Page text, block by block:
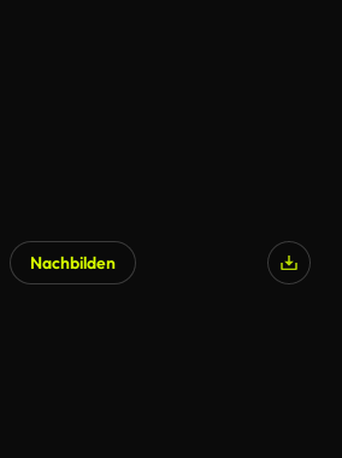
Nachbilden